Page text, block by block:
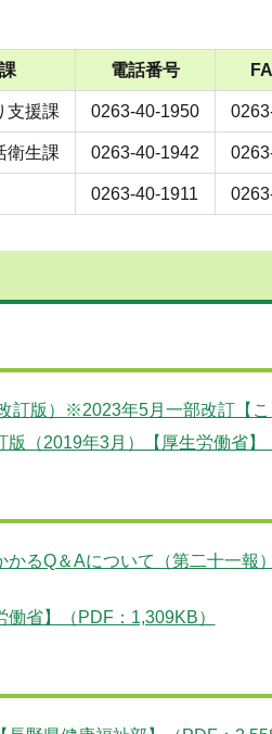
電話番号
支援課 0263-40-1950
衛生課 0263-40-1942
0263-40-1911
訂版）※2023年5月一部改訂【こ
（2019年3月）【厚生労働省】
るQ＆Aについて（第二十一報
省】（PDF：1,309KB）